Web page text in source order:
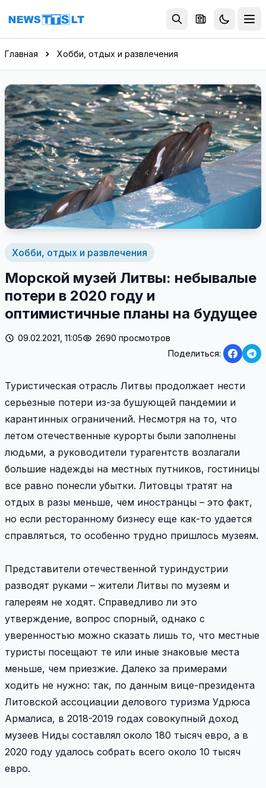
Перейти к содержимому
Главная Хобби, отдых и развлечения
Хобби, отдых и развлечения
Морской музей Литвы: небывалые
потери в 2020 году и
оптимистичные планы на будущее
09.02.2021, 11:05
2690 просмотров
Поделиться:
Туристическая отрасль Литвы продолжает нести
серьезные потери из-за бушующей пандемии и
карантинных ограничений. Несмотря на то, что
летом отечественные курорты были заполнены
людьми, а руководители турагентств возлагали
большие надежды на местных путников, гостиницы
все равно понесли убытки. Литовцы тратят на
отдых в разы меньше, чем иностранцы – это факт,
но если ресторанному бизнесу еще как-то удается
справляться, то особенно трудно пришлось музеям.
Представители отечественной туриндустрии
разводят руками – жители Литвы по музеям и
галереям не ходят. Справедливо ли это
утверждение, вопрос спорный, однако с
уверенностью можно сказать лишь то, что местные
туристы посещают те или иные знаковые места
меньше, чем приезжие. Далеко за примерами
ходить не нужно: так, по данным вице-президента
Литовской ассоциации делового туризма Удрюса
Армалиса, в 2018-2019 годах совокупный доход
музеев Ниды составлял около 180 тысяч евро, а в
2020 году удалось собрать всего около 10 тысяч
евро.